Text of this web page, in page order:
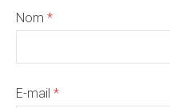
Nom *
E-mail *